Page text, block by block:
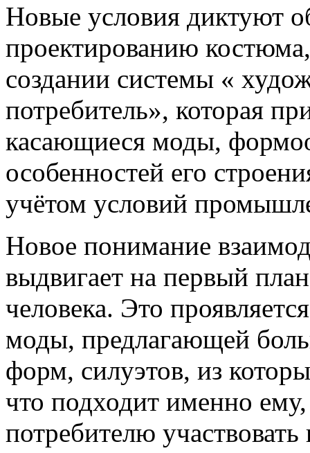
Новые условия диктуют
проектированию
создании системы «
потребитель», которая
касающиеся моды,
особенностей его
учётом условий
Новое понимание
выдвигает на первый
человека. Это
моды, предлагающей
форм, силуэтов, из
что подходит именно
потребителю